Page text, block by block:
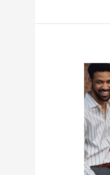
seus
lucros:
táticas
de
digital
para